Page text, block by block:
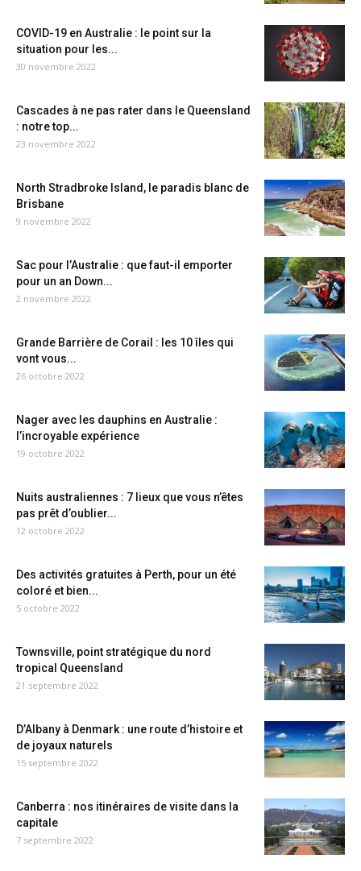
COVID-19 en Australie : le point sur la
situation pour les...
30 novembre 2022
Cascades à ne pas rater dans le Queensland
: notre top...
23 novembre 2022
North Stradbroke Island, le paradis blanc de
Brisbane
9 novembre 2022
Sac pour l’Australie : que faut-il emporter
pour un an Down...
2 novembre 2022
Grande Barrière de Corail : les 10 îles qui
vont vous...
26 octobre 2022
Nager avec les dauphins en Australie :
l’incroyable expérience
19 octobre 2022
Nuits australiennes : 7 lieux que vous n’êtes
pas prêt d’oublier...
12 octobre 2022
Des activités gratuites à Perth, pour un été
coloré et bien...
5 octobre 2022
Townsville, point stratégique du nord
tropical Queensland
21 septembre 2022
D’Albany à Denmark : une route d’histoire et
de joyaux naturels
15 septembre 2022
Canberra : nos itinéraires de visite dans la
capitale
7 septembre 2022